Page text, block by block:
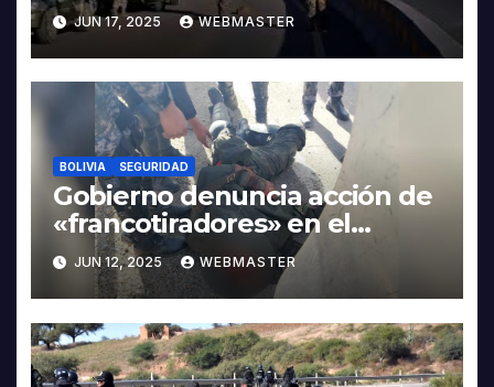
JUN 17, 2025 WEBMASTER
BOLIVIA SEGURIDAD
Gobierno denuncia acción de
«francotiradores» en el
asesinato de policías
JUN 12, 2025 WEBMASTER